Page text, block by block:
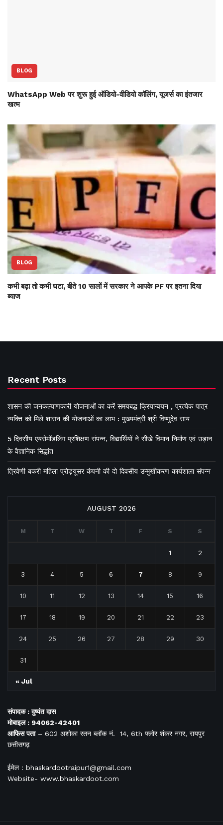
BLOG
WhatsApp Web पर शुरू हुई ऑडियो-वीडियो कॉलिंग, यूजर्स का इंतजार
खत्म
BLOG
कभी बढ़ा तो कभी घटा, बीते 10 सालों में सरकार ने आपके PF पर इतना दिया
ब्याज
Recent Posts
शासन की जनकल्याणकारी योजनाओं का करें समयबद्ध क्रियान्वयन , प्रत्येक पात्र
व्यक्ति को मिले शासन की योजनाओं का लाभ : मुख्यमंत्री श्री विष्णुदेव साय
5 दिवसीय एयरोमॉडलिंग प्रशिक्षण संपन्न, विद्यार्थियों ने सीखे विमान निर्माण एवं उड़ान
के वैज्ञानिक सिद्धांत
त्रिवेणी बकरी महिला प्रोड्यूसर कंपनी की दो दिवसीय उन्मुखीकरण कार्यशाला संपन्न
AUGUST 2026
M T W T F S S
1 2
3 4 5 6 7 8 9
10 11 12 13 14 15 16
17 18 19 20 21 22 23
24 25 26 27 28 29 30
31
« Jul
संपादक : दुष्यंत दास
मोबाइल : 94062-42401
आफिसपता– 602 अशोका रतन ब्लॉक नं. 14, 6th फ्लोर शंकर नगर, रायपुर
छत्तीसगढ़
ईमेल : bhaskardootraipur1@gmail.com
Website- www.bhaskardoot.com